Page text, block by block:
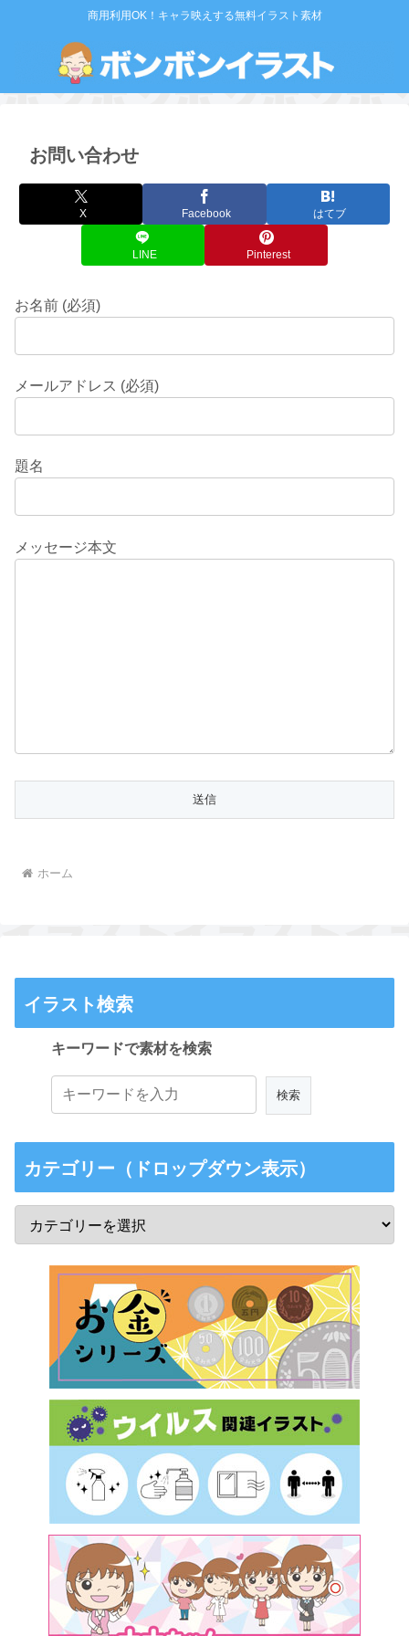
商用利用OK！キャラ映えする無料イラスト素材
お問い合わせ
X Facebook はてブ
LINE Pinterest
お名前 (必須)
メールアドレス (必須)
題名
メッセージ本文
ホーム
イラスト検索
キーワードで素材を検索
カテゴリー（ドロップダウン表示）